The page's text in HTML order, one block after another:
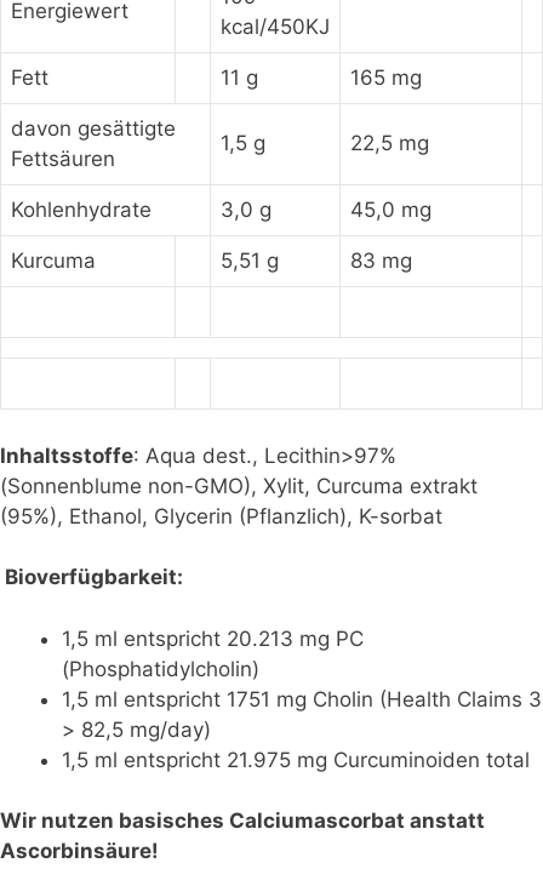
Energiewert
kcal/450KJ
Fett 11 g 165 mg
davon gesättigte
Fettsäuren
1,5 g 22,5 mg
Kohlenhydrate 3,0 g 45,0 mg
Kurcuma 5,51 g 83 mg
Inhaltsstoffe: Aqua dest., Lecithin>97%
(Sonnenblume non-GMO), Xylit, Curcuma extrakt
(95%), Ethanol, Glycerin (Pflanzlich), K-sorbat
Bioverfügbarkeit:
1,5 ml entspricht 20.213 mg PC
(Phosphatidylcholin)
1,5 ml entspricht 1751 mg Cholin (Health Claims 3
> 82,5 mg/day)
1,5 ml entspricht 21.975 mg Curcuminoiden total
Wir nutzen basisches Calciumascorbat anstatt
Ascorbinsäure!